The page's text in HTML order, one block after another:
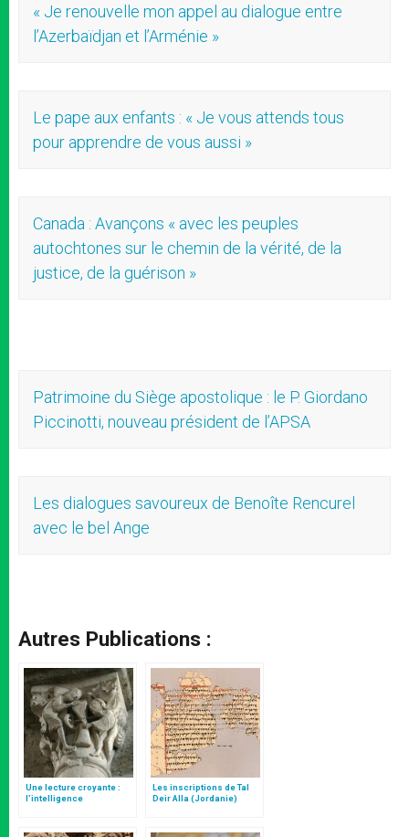
« Je renouvelle mon appel au dialogue entre
l’Azerbaïdjan et l’Arménie »
Le pape aux enfants : « Je vous attends tous
pour apprendre de vous aussi »
Canada : Avançons « avec les peuples
autochtones sur le chemin de la vérité, de la
justice, de la guérison »
Patrimoine du Siège apostolique : le P. Giordano
Piccinotti, nouveau président de l’APSA
Les dialogues savoureux de Benoîte Rencurel
avec le bel Ange
Autres Publications :
Une lecture croyante :
l’intelligence
Les inscriptions de Tal
Deir Alla (Jordanie)